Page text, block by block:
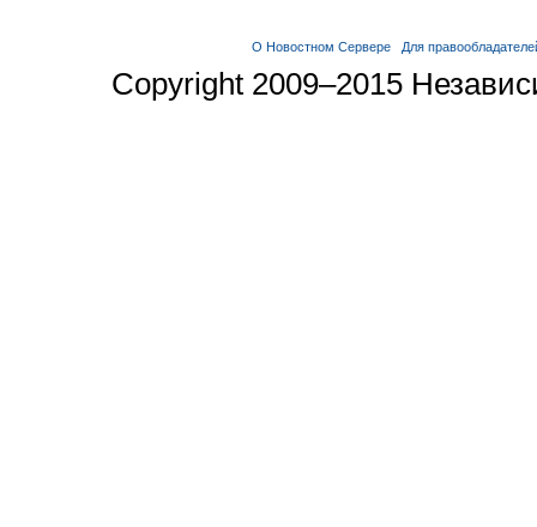
О Новостном Сервере Для
Copyright 2009–2015